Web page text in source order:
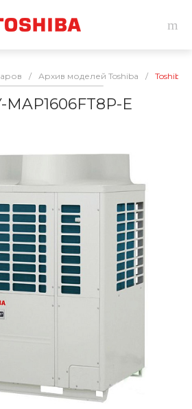
/ Архив моделей Toshiba / Toshiba
E